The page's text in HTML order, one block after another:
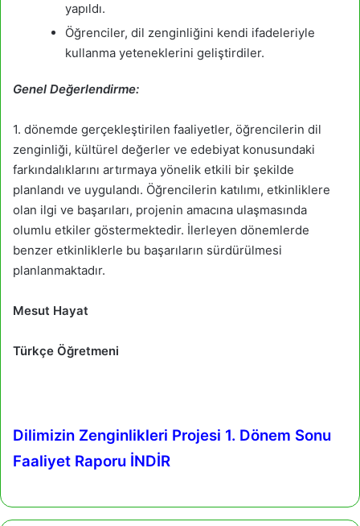
yapıldı.
Öğrenciler, dil zenginliğini kendi ifadeleriyle
kullanma yeteneklerini geliştirdiler.
Genel Değerlendirme:
1. dönemde gerçekleştirilen faaliyetler, öğrencilerin dil
zenginliği, kültürel değerler ve edebiyat konusundaki
farkındalıklarını artırmaya yönelik etkili bir şekilde
planlandı ve uygulandı. Öğrencilerin katılımı, etkinliklere
olan ilgi ve başarıları, projenin amacına ulaşmasında
olumlu etkiler göstermektedir. İlerleyen dönemlerde
benzer etkinliklerle bu başarıların sürdürülmesi
planlanmaktadır.
Mesut Hayat
Türkçe Öğretmeni
Dilimizin Zenginlikleri Projesi 1. Dönem Sonu
Faaliyet Raporu İNDİR